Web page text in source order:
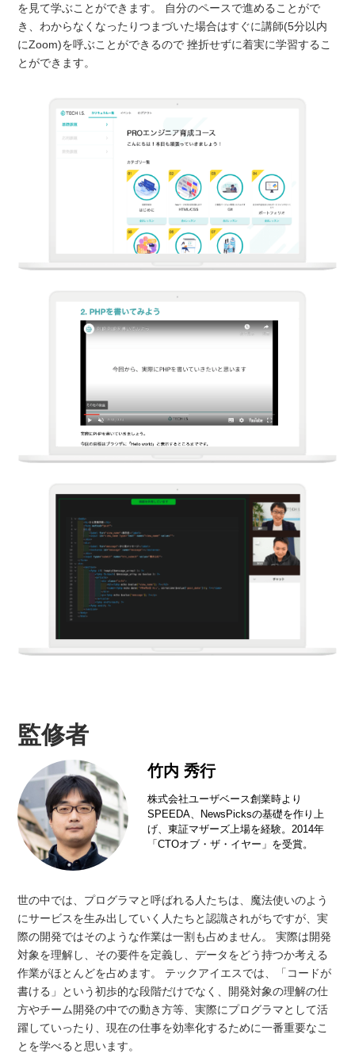
を見て学ぶことができます。 自分のペースで進めることがで
き、わからなくなったりつまづいた場合はすぐに講師(5分以内
にZoom)を呼ぶことができるので 挫折せずに着実に学習するこ
とができます。
監修者
竹内 秀行
株式会社ユーザベース創業時より
SPEEDA、NewsPicksの基礎を作り上
げ、東証マザーズ上場を経験。2014年
「CTOオブ・ザ・イヤー」を受賞。
世の中では、プログラマと呼ばれる人たちは、魔法使いのよう
にサービスを生み出していく人たちと認識されがちですが、実
際の開発ではそのような作業は一割も占めません。 実際は開発
対象を理解し、その要件を定義し、データをどう持つか考える
作業がほとんどを占めます。 テックアイエスでは、「コードが
書ける」という初歩的な段階だけでなく、開発対象の理解の仕
方やチーム開発の中での動き方等、実際にプログラマとして活
躍していったり、現在の仕事を効率化するために一番重要なこ
とを学べると思います。